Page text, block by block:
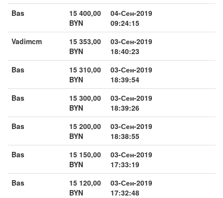
Bas
15 400,00
BYN
04-Сен-2019
09:24:15
Vadimcm
15 353,00
BYN
03-Сен-2019
18:40:23
Bas
15 310,00
BYN
03-Сен-2019
18:39:54
Bas
15 300,00
BYN
03-Сен-2019
18:39:26
Bas
15 200,00
BYN
03-Сен-2019
18:38:55
Bas
15 150,00
BYN
03-Сен-2019
17:33:19
Bas
15 120,00
BYN
03-Сен-2019
17:32:48